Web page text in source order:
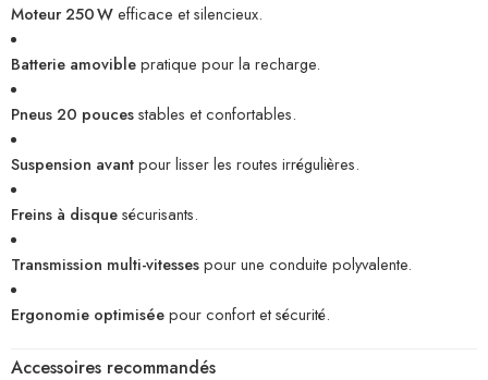
Moteur 250 Wefficace et silencieux.
Batterie amoviblepratique pour la recharge.
Pneus 20 poucesstables et confortables.
Suspension avantpour lisser les routes irrégulières.
Freins à disquesécurisants.
Transmission multi-vitessespour une conduite polyvalente.
Ergonomie optimiséepour confort et sécurité.
Accessoires recommandés